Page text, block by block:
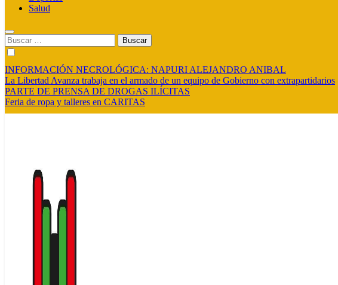
Salud
Buscar:
INFORMACIÓN NECROLÓGICA: NAPURI ALEJANDRO ANIBAL
La Libertad Avanza trabaja en el armado de un equipo de Gobierno con extrapartidarios
PARTE DE PRENSA DE DROGAS ILÍCITAS
Feria de ropa y talleres en CARITAS